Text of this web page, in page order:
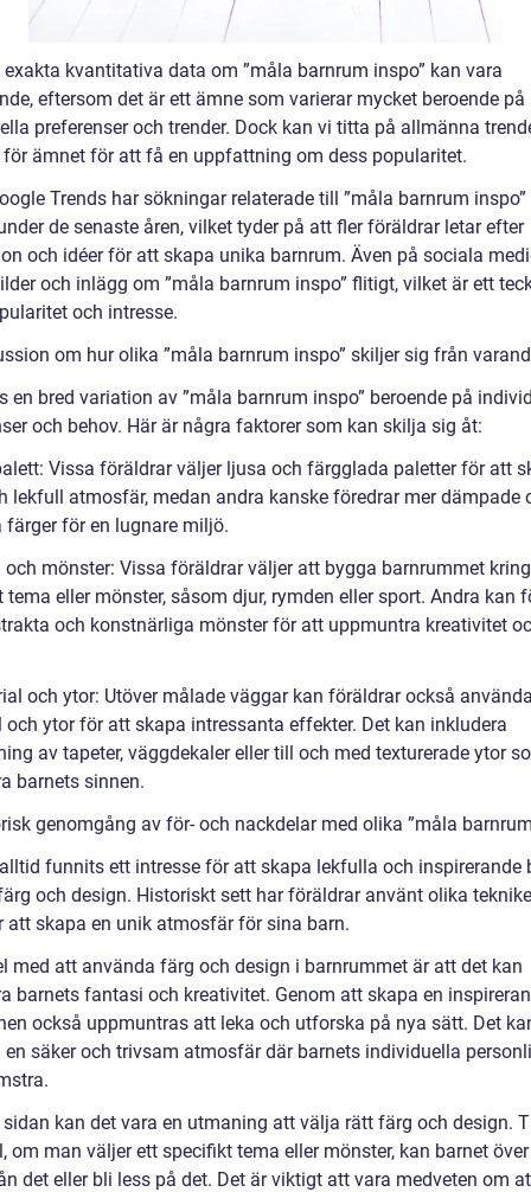
kvantitativa data om ”måla barnrum inspo” kan vara
eftersom det är ett ämne som varierar mycket beroende på
preferenser och trender. Dock kan vi titta på allmänna
för ämnet för att få en uppfattning om dess popularitet.
Trends har sökningar relaterade till ”måla barnrum
de senaste åren, vilket tyder på att fler föräldrar letar efter
och idéer för att skapa unika barnrum. Även på sociala
och inlägg om ”måla barnrum inspo” flitigt, vilket är ett
och intresse.
om hur olika ”måla barnrum inspo” skiljer sig från
en bred variation av ”måla barnrum inspo” beroende på
och behov. Här är några faktorer som kan skilja sig åt:
Vissa föräldrar väljer ljusa och färgglada paletter för att
lekfull atmosfär, medan andra kanske föredrar mer dämpade
färger för en lugnare miljö.
och mönster: Vissa föräldrar väljer att bygga barnrummet
tema eller mönster, såsom djur, rymden eller sport. Andra kan
och konstnärliga mönster för att uppmuntra kreativitet
och ytor: Utöver målade väggar kan föräldrar också
och ytor för att skapa intressanta effekter. Det kan inkludera
av tapeter, väggdekaler eller till och med texturerade ytor
barnets sinnen.
genomgång av för- och nackdelar med olika ”måla
funnits ett intresse för att skapa lekfulla och inspirerande
och design. Historiskt sett har föräldrar använt olika
att skapa en unik atmosfär för sina barn.
med att använda färg och design i barnrummet är att det kan
barnets fantasi och kreativitet. Genom att skapa en
också uppmuntras att leka och utforska på nya sätt. Det
säker och trivsam atmosfär där barnets individuella
sidan kan det vara en utmaning att välja rätt färg och design.
om man väljer ett specifikt tema eller mönster, kan barnet
det eller bli less på det. Det är viktigt att vara medveten om